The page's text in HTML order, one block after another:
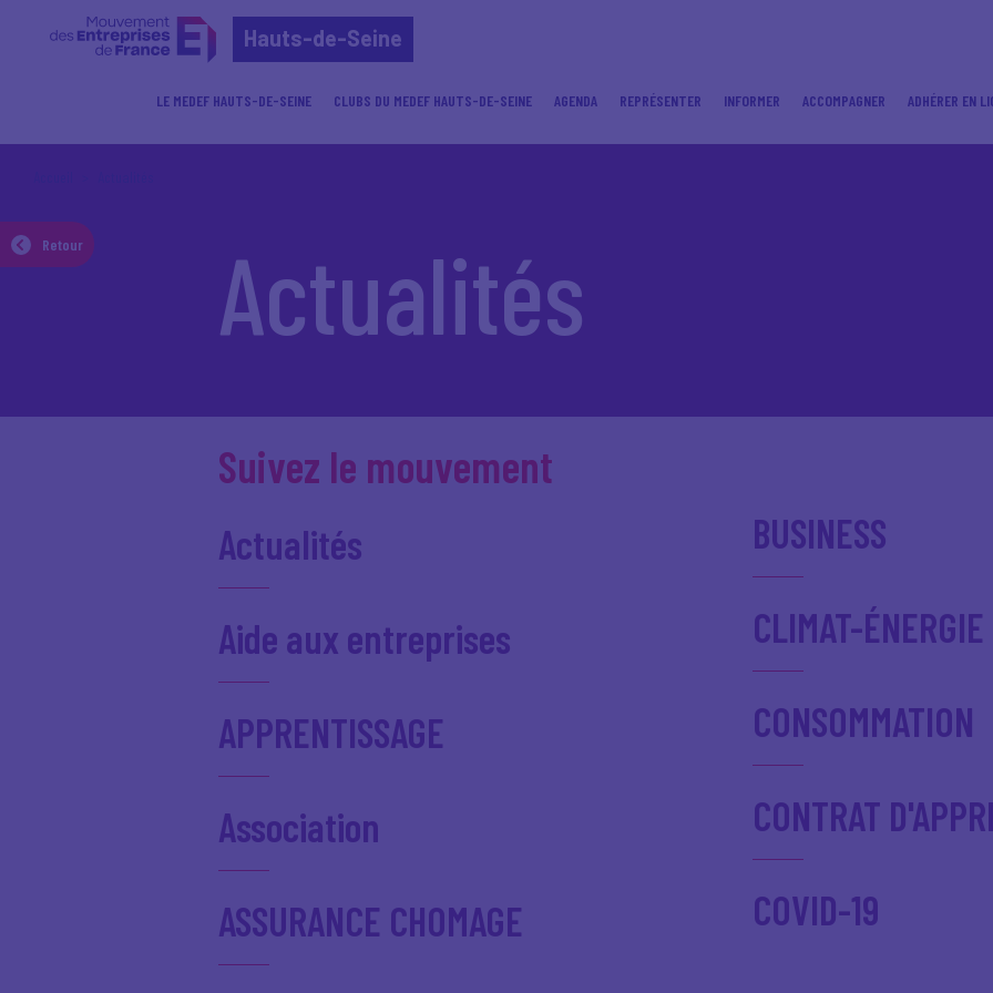
Hauts-de-Seine
LE MEDEF HAUTS-DE-SEINE CLUBS DU MEDEF HAUTS-DE-SEINE AGENDA REPRÉSENTER INFORMER ACCOMPAGNER ADHÉRER EN
Retour Actualités
Suivez le mouvement
Actualités
Aide aux entreprises
APPRENTISSAGE
Association
ASSURANCE CHOMAGE
BUSINESS
CLIMAT-ÉNERGIE
CONSOMMATION
CONTRAT
COVID-19